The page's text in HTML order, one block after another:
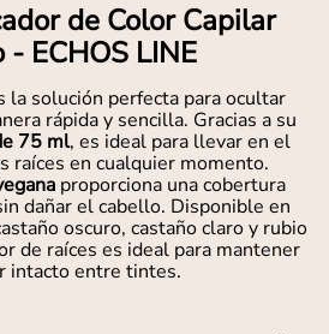
de Color Capilar
- ECHOS LINE
la solución perfecta para ocultar
rápida y sencilla. Gracias a su
75 ml, es ideal para llevar en el
raíces en cualquier momento.
proporciona una cobertura
dañar el cabello. Disponible en
oscuro, castaño claro y rubio
de raíces es ideal para mantener
intacto entre tintes.